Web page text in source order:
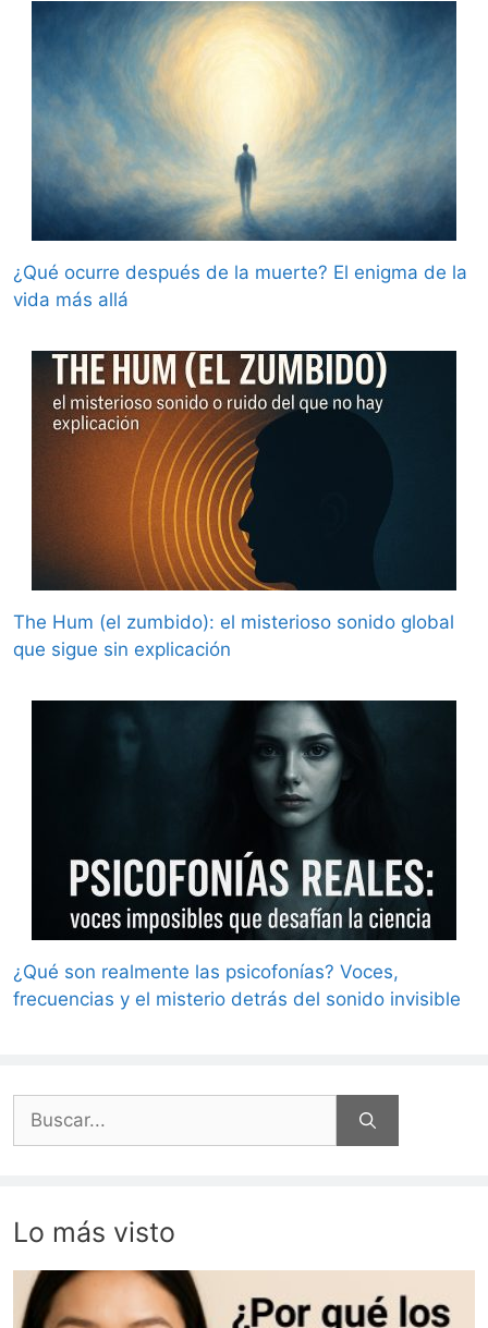
¿Qué ocurre después de la muerte? El enigma de la
vida más allá
The Hum (el zumbido): el misterioso sonido global
que sigue sin explicación
¿Qué son realmente las psicofonías? Voces,
frecuencias y el misterio detrás del sonido invisible
Buscar:
Lo más visto